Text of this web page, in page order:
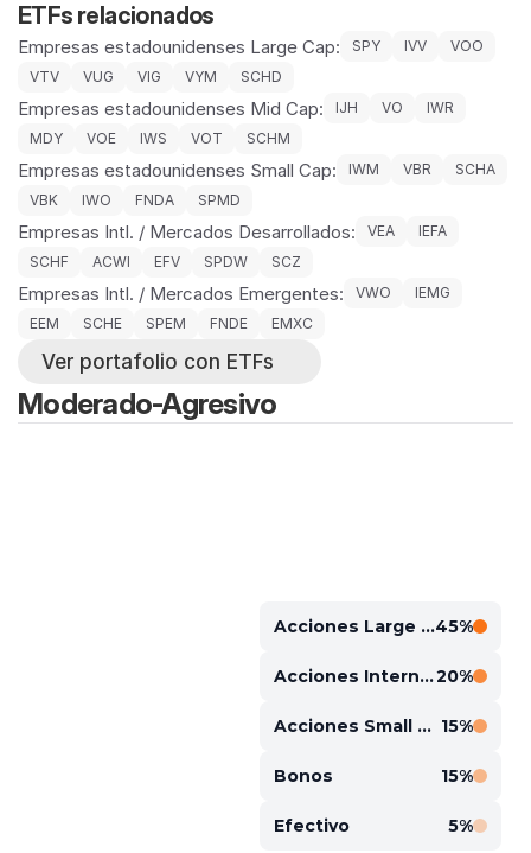
ETFs relacionados
Empresas estadounidenses Large Cap: SPY IVV
VOO
VTV
VUG VIG VYM SCHD
Empresas estadounidenses Mid Cap: IJH VO
IWR
MDY
VOE IWS VOT SCHM
Empresas estadounidenses Small Cap: IWM VBR
SCHA
VBK
IWO FNDA SPMD
Empresas Intl. / Mercados Desarrollados: VEA
IEFA
SCHF
ACWI EFV SPDW SCZ
Empresas Intl. / Mercados Emergentes: VWO
IEMG
EEM
SCHE SPEM FNDE EMXC
Ver portafolio con ETFs
Moderado-Agresivo
Acciones Large Cap45%
Acciones Internacionales20%
Acciones Small Cap 15%
Bonos 15%
Efectivo 5%